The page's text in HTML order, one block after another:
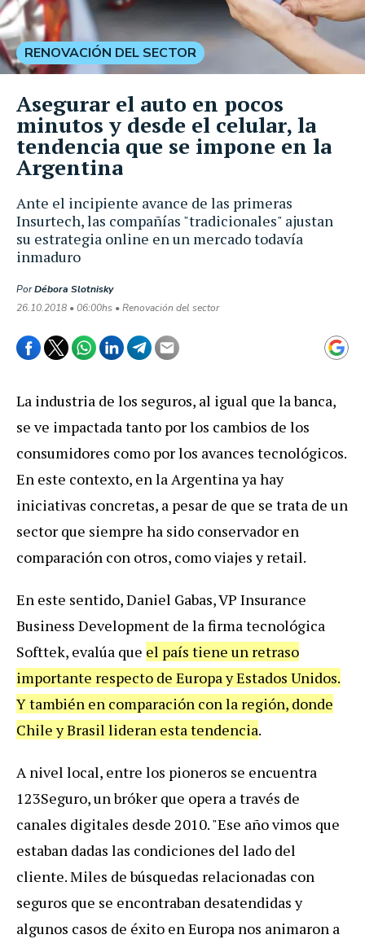
Ante el incipiente avance de las primeras
Insurtech, las compañías "tradicionales" ajustan
su estrategia online en un mercado todavía
inmaduro
PorDébora Slotnisky
26.10.2018 • 06:00hs • Renovación del sector
RENOVACIÓN DEL SECTOR
Asegurar el auto en pocos
minutos y desde el celular, la
tendencia que se impone en la
Argentina
La industria de los seguros, al igual que la banca,
se ve impactada tanto por los cambios de los
consumidores como por los avances tecnológicos.
En este contexto, en la Argentina ya hay
iniciativas concretas, a pesar de que se trata de un
sector que siempre ha sido conservador en
comparación con otros, como viajes y retail.
En este sentido, Daniel Gabas, VP Insurance
Business Development de la firma tecnológica
Softtek, evalúa que el país tiene un retraso
importante respecto de Europa y Estados Unidos.
Y también en comparación con la región, donde
Chile y Brasil lideran esta tendencia.
A nivel local, entre los pioneros se encuentra
123Seguro, un bróker que opera a través de
canales digitales desde 2010. "Ese año vimos que
estaban dadas las condiciones del lado del
cliente. Miles de búsquedas relacionadas con
seguros que se encontraban desatendidas y
algunos casos de éxito en Europa nos animaron a